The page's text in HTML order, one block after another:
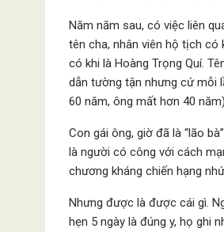
Năm năm sau, có việc liên
tên cha, nhân viên hộ tịch có
có khi là Hoàng Trọng Quí.
dẫn tường tận nhưng cứ mỗi
60 năm, ông mất hơn 40
Con gái ông, giờ đã là “lão
là người có công với cách
chương kháng chiến hạng
Nhưng được là được cái gì.
hẹn 5 ngày là đúng y, họ ghi